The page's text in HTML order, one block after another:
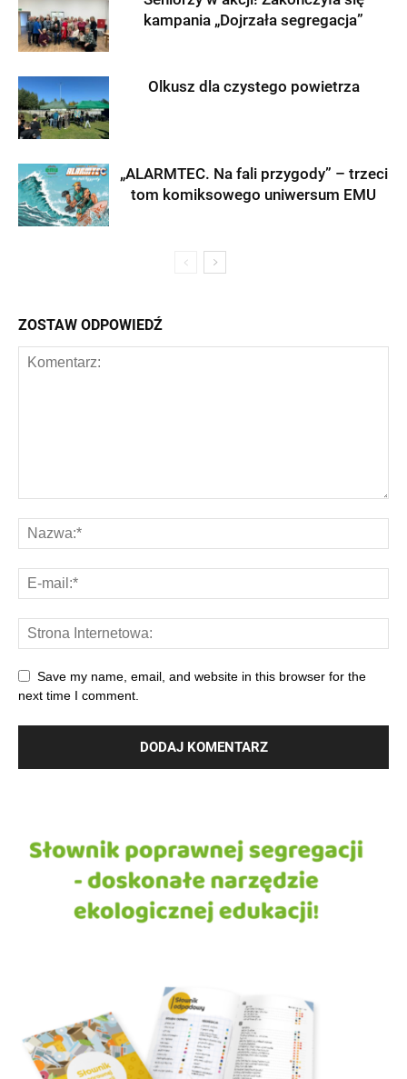
kampania „Dojrzała segregacja”
Olkusz dla czystego powietrza
„ALARMTEC. Na fali przygody” – trzeci
tom komiksowego uniwersum EMU
ZOSTAW ODPOWIEDŹ
Save my name, email, and website in this browser for the
next time I comment.